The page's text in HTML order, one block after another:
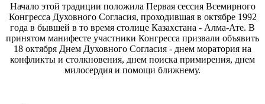
Начало этой традиции положила Первая сессия Всемирного
Конгресса Духовного Согласия, проходившая в октябре 1992
года в бывшей в то время столице Казахстана - Алма-Ате. В
принятом манифесте участники Конгресса призвали объявить
18 октября Днем Духовного Согласия - днем моратория на
конфликты и столкновения, днем поиска примирения, днем
милосердия и помощи ближнему.